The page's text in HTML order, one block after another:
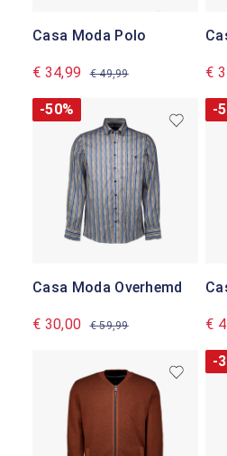
Casa Moda Polo
€ 34,99 € 49,99 €
-50%
Casa Moda Overhemd
€ 30,00 € 59,99
-
€
-